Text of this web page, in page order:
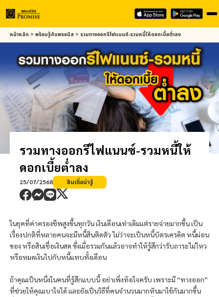
Skip
to
content
หน้าหลัก > พร้อมรู้กับพรอมิส > รวมทางออกรีไฟแนนซ์-รวมหนี้ให้ดอกเบี้ยต่ำลง
รวมทางออกรีไฟแนนซ์-รวมหนี้ให้
ดอกเบี้ยต่ำลง
25/07/2568 สินเชื่อน่ารู้
ในยุคที่ค่าครองชีพสูงขึ้นทุกวัน เงินเดือนเท่าเดิมแต่รายจ่ายมากขึ้น เป็น
เรื่องปกติที่หลายคนจะมีหนี้สินติดตัว ไม่ว่าจะเป็นหนี้บัตรเครดิต หนี้ผ่อน
ของ หรือสินเชื่อเงินสด ซึ่งเมื่อรวมกันแล้วอาจทำให้รู้สึกว่ารับภาระไม่ไหว
หรือหมดเงินไปกับหนี้แทบทั้งเดือน
ถ้าคุณเป็นหนึ่งในคนที่รู้สึกแบบนี้ อย่าเพิ่งท้อใจครับ เพราะมี “ทางออก”
ที่ช่วยให้คุณเบาใจได้ และยังเป็นวิธีที่คนจำนวนมากหันมาใช้กันมากขึ้น